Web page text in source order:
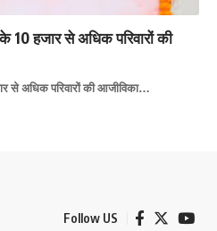
10 हजार से अधिक परिवारों की
से अधिक परिवारों की आजीविका…
Follow US